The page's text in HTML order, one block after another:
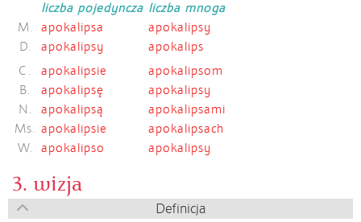
liczba pojedyncza liczba mnoga
M.
apokalipsa
apokalipsy
D.
apokalipsy
apokalips
C.
apokalipsie
apokalipsom
B.
apokalipsę
apokalipsy
N.
apokalipsą
apokalipsami
Ms. apokalipsie
apokalipsach
W.
apokalipso apokalipsy
3. wizja
Definicja